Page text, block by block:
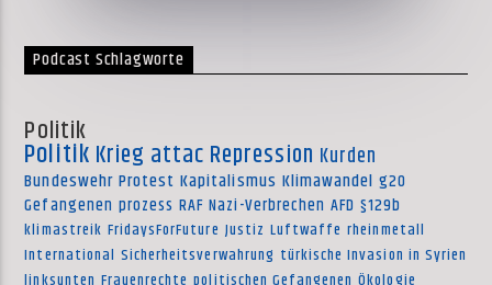
Podcast Schlagworte
Politik
Politik Krieg attac Repression Kurden
Bundeswehr Protest Kapitalismus Klimawandel g20
Gefangenen prozess RAF Nazi-Verbrechen AFD §129b
klimastreik FridaysForFuture Justiz Luftwaffe rheinmetall
International Sicherheitsverwahrung türkische Invasion in Syrien